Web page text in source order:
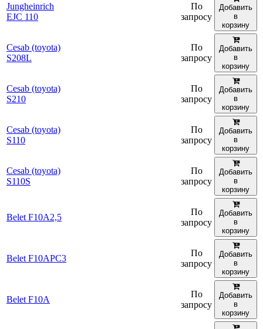
Jungheinrich
EJC 110
По
запросу
Добавить
в
корзину
Cesab (toyota)
S208L
По
запросу
Добавить
в
корзину
Cesab (toyota)
S210
По
запросу
Добавить
в
корзину
Cesab (toyota)
S110
По
запросу
Добавить
в
корзину
Cesab (toyota)
S110S
По
запросу
Добавить
в
корзину
Belet F10A2,5
По
запросу
Добавить
в
корзину
Belet F10APC3
По
запросу
Добавить
в
корзину
Belet F10A
По
запросу
Добавить
в
корзину